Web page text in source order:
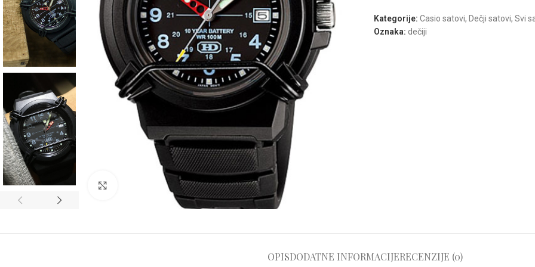
Click to enlarge
Kategorije: Casio satovi, Dečji satovi, Svi
Oznaka: dečiji
OPISDODATNE INFORMACIJERECENZIJE (0)